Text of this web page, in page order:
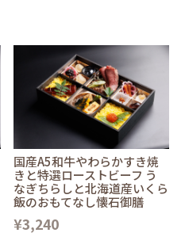
国産A5和牛やわらかすき焼
きと特選ローストビーフ う
なぎちらしと北海道産いくら
飯のおもてなし懐石御膳
¥3,240